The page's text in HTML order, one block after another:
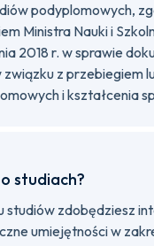
podyplomowych,
Ministra Nauki i
2018 r. w sprawie
z przebiegiem
i kształcenia
studiach?
studiów zdobędziesz
umiejętności w